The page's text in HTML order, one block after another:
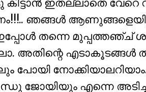
ഇതല്ലാതെ വേറെ
ഞങ്ങള്‍
തന്നെ മുപ്പത്തഞ്ച്
അതിന്റെ എടാകൂടങ്ങള്‍
ജോയിയും എന്നെ